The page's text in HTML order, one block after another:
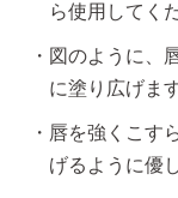
ら使用してく
図のように、
に塗り広げます
唇を強くこす
げるように優